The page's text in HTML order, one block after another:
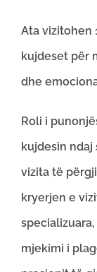
Ata vizitohen
kujdeset për
dhe
Roli i
kujdesin
vizita të
kryerjen e
mjekimi i